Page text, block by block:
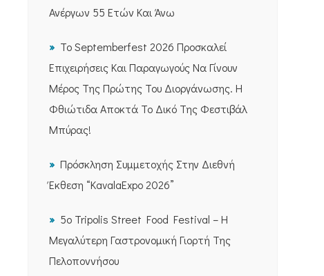
Ανέργων 55 Ετών Και Άνω
Το Septemberfest 2026 Προσκαλεί
Επιχειρήσεις Και Παραγωγούς Να Γίνουν
Μέρος Της Πρώτης Του Διοργάνωσης. Η
Φθιώτιδα Αποκτά Το Δικό Της Φεστιβάλ
Μπύρας!
Πρόσκληση Συμμετοχής Στην Διεθνή
Έκθεση “KavalaExpo 2026”
5ο Tripolis Street Food Festival – Η
Μεγαλύτερη Γαστρονομική Γιορτή Της
Πελοποννήσου